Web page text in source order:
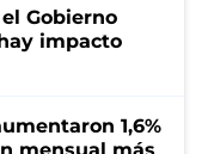
Gobierno
impacto
1,6%